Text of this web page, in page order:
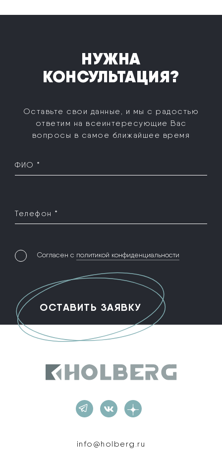
НУЖНА
КОНСУЛЬТАЦИЯ?
Оставьте свои данные, и мы с радостью
ответим на все интересующие Вас
вопросы в самое ближайшее время
ФИО *
Телефон *
Согласен с политикой конфиденциальности
info@holberg.ru